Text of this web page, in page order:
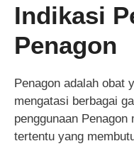
Indikasi
Penagon
Penagon adalah obat
mengatasi berbagai
penggunaan
tertentu yang